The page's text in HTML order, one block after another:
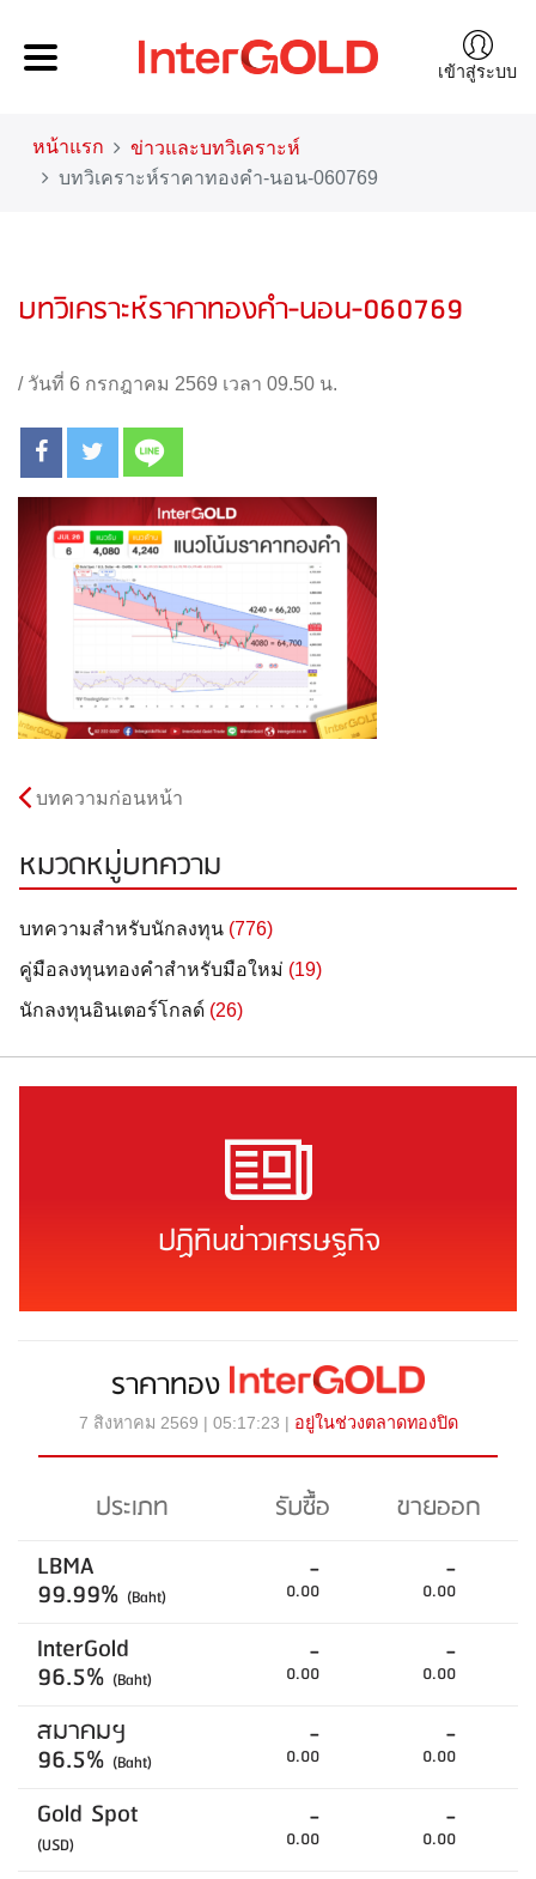
เข้าสู่ระบบ
หน้าแรก
ข่าวและบทวิเคราะห์
บทวิเคราะห์ราคาทองคำ-นอน-060769
บทวิเคราะห์ราคาทองคำ-นอน-060769
/ วันที่ 6 กรกฎาคม 2569 เวลา 09.50 น.
บทความก่อนหน้า
หมวดหมู่บทความ
บทความสำหรับนักลงทุน (776)
คู่มือลงทุนทองคำสำหรับมือใหม่ (19)
นักลงทุนอินเตอร์โกลด์ (26)
ปฏิทินข่าวเศรษฐกิจ
ราคาทอง
7 สิงหาคม 2569 | 05:17:23 | อยู่ในช่วงตลาดทองปิด
ประเภท รับซื้อ
ขายออก
LBMA
99.99% (Baht)
-
0.00
-
0.00
InterGold
96.5% (Baht)
-
0.00
-
0.00
สมาคมฯ
96.5% (Baht)
-
0.00
-
0.00
Gold Spot
(USD)
-
0.00
-
0.00